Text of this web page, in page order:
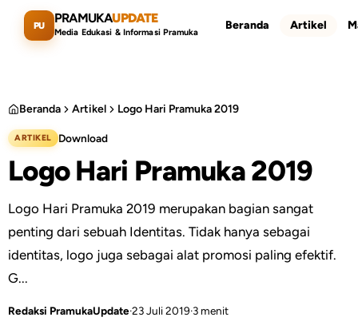
Lewati ke konten utama
PU PRAMUKAUPDATE
Media Edukasi & Informasi Pramuka
Beranda Artikel
Cari artikel
Beranda Artikel Logo Hari Pramuka 2019
ARTIKEL Download
Logo Hari Pramuka 2019
Logo Hari Pramuka 2019 merupakan bagian sangat
penting dari sebuah Identitas. Tidak hanya sebagai
identitas, logo juga sebagai alat promosi paling efektif.
G...
Redaksi PramukaUpdate·23 Juli 2019·3 menit